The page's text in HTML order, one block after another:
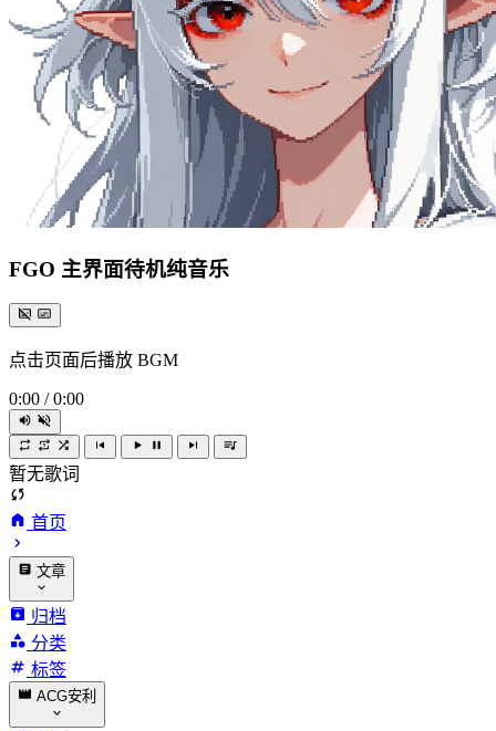
FGO 主界面待机纯音乐
点击页面后播放 BGM
0:00 / 0:00
暂无歌词
首页
文章
归档
分类
标签
ACG安利